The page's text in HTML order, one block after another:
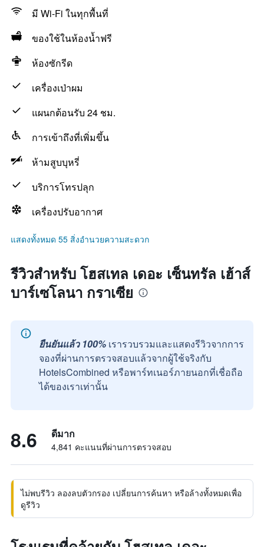
มี Wi-Fi ในทุกพื้นที่
ของใช้ในห้องน้ำฟรี
ห้องซักรีด
เครื่องเป่าผม
แผนกต้อนรับ 24 ชม.
การเข้าถึงที่เพิ่มขึ้น
ห้ามสูบบุหรี่
บริการโทรปลุก
เครื่องปรับอากาศ
แสดงทั้งหมด 55 สิ่งอำนวยความสะดวก
รีวิวสำหรับ โฮสเทล เดอะ เซ็นทรัล เฮ้าส์
บาร์เซโลนา กราเซีย
ยืนยันแล้ว 100% เรารวบรวมและแสดงรีวิวจากการ
จองที่ผ่านการตรวจสอบแล้วจากผู้ใช้จริงกับ
HotelsCombined หรือพาร์ทเนอร์ภายนอกที่เชื่อถือ
ได้ของเราเท่านั้น
8.6 ดีมาก
4,841 คะแนนที่ผ่านการตรวจสอบ
ไม่พบรีวิว ลองลบตัวกรอง เปลี่ยนการค้นหา หรือล้างทั้งหมดเพื่อ
ดูรีวิว